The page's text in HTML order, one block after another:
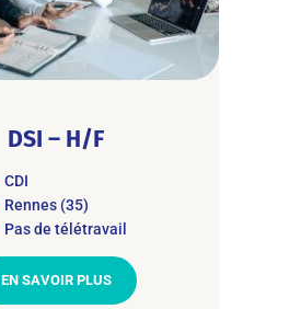
DSI – H/F
CDI
Rennes (35)
Pas de télétravail
EN SAVOIR PLUS